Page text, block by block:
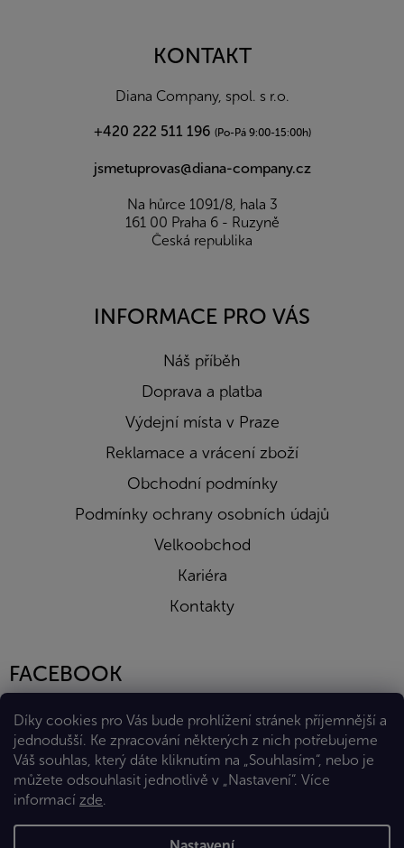
Díky cookies pro Vás bude prohlížení stránek příjemnější a
jednodušší. Ke zpracování některých z nich potřebujeme
Váš souhlas, který dáte kliknutím na „Souhlasím“, nebo je
můžete odsouhlasit jednotlivě v „Nastavení“. Více
informací zde.
KONTAKT
Diana Company, spol. s r.o.
+420 222 511 196 (Po-Pá 9:00-15:00h)
jsmetuprovas@diana-company.cz
Na hůrce 1091/8, hala 3
161 00 Praha 6 - Ruzyně
Česká republika
INFORMACE PRO VÁS
Náš příběh
Doprava a platba
Výdejní místa v Praze
Reklamace a vrácení zboží
Obchodní podmínky
Podmínky ochrany osobních údajů
Velkoobchod
Kariéra
Kontakty
FACEBOOK
Vytvořil Shoptet Premium